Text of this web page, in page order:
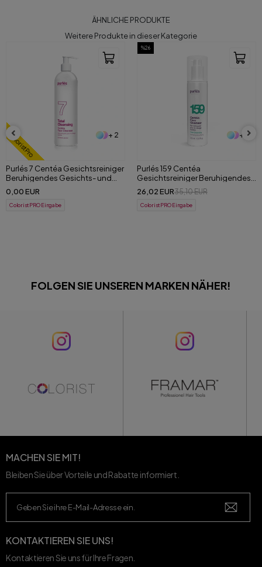
ÄHNLICHE PRODUKTE
Weitere Produkte in dieser Kategorie
+ 2
Purlés 159 Centéa
Gesichtsreiniger Beruhigendes
Gesichts- und Make-up-
Entfernungsgel 200 ml
26,02 EUR
ColoristPRO Eingabe
%30
+ 3
181 Purlés ExoFusion Intensive
Serum 30 ml
55,77 EUR79,15 EUR
ColoristPRO Eingabe
FOLGEN SIE UNSEREN MARKEN NÄHER!
MACHEN SIE MIT!
Bleiben Sie über Vorteile und Rabatte informiert.
KONTAKTIEREN SIE UNS!
Kontaktieren Sie uns für Ihre Fragen.